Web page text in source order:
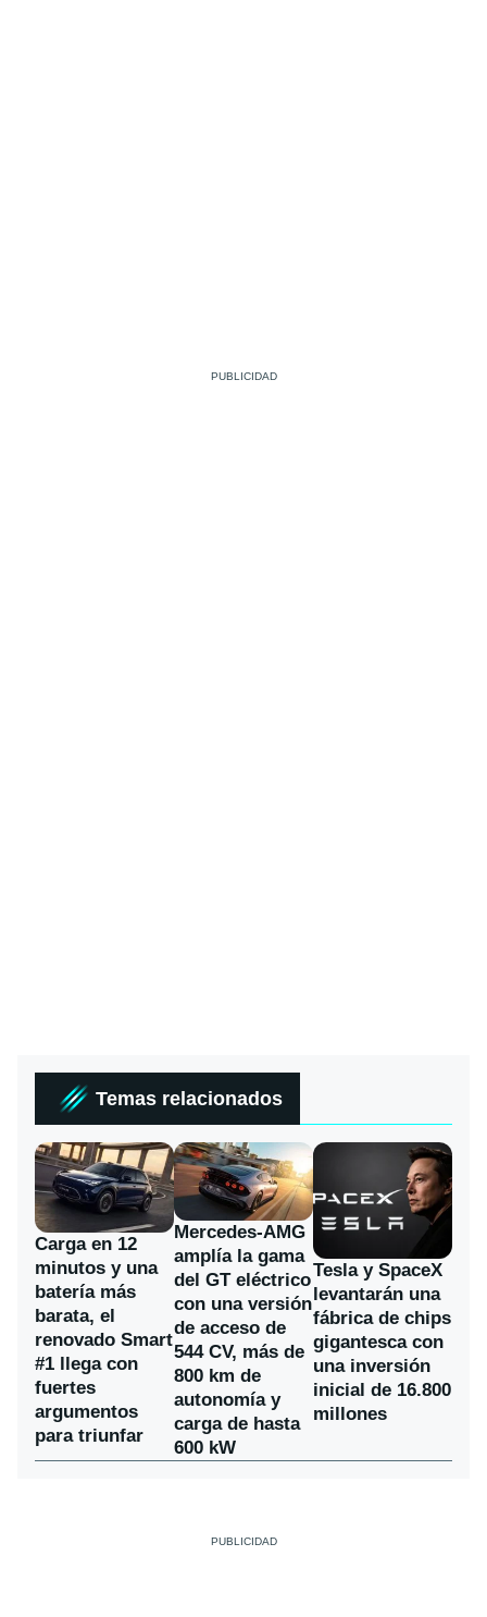
Temas relacionados
Carga en 12
minutos y una
batería más
barata, el
renovado Smart
#1 llega con
fuertes
argumentos
para triunfar
Mercedes-AMG
amplía la gama
del GT eléctrico
con una versión
de acceso de
544 CV, más de
800 km de
autonomía y
carga de hasta
600 kW
Tesla y SpaceX
levantarán una
fábrica de chips
gigantesca con
una inversión
inicial de 16.800
millones